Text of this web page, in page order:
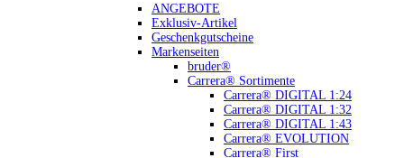
ANGEBOTE
Exklusiv-Artikel
Geschenkgutscheine
Markenseiten
bruder®
Carrera® Sortimente
Carrera® DIGITAL 1:24
Carrera® DIGITAL 1:32
Carrera® DIGITAL 1:43
Carrera® EVOLUTION
Carrera® First